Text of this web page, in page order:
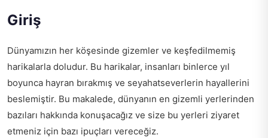
Giriş
Dünyamızın her köşesinde gizemler ve keşfedilmemiş
harikalarla doludur. Bu harikalar, insanları binlerce yıl
boyunca hayran bırakmış ve seyahatseverlerin hayallerini
beslemiştir. Bu makalede, dünyanın en gizemli yerlerinden
bazıları hakkında konuşacağız ve size bu yerleri ziyaret
etmeniz için bazı ipuçları vereceğiz.